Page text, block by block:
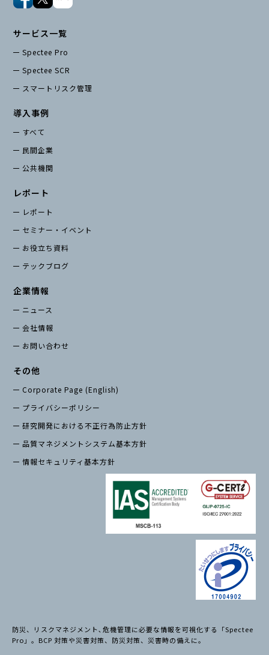
サービス一覧
Spectee Pro
Spectee SCR
スマートリスク管理
導入事例
すべて
民間企業
公共機関
レポート
レポート
セミナー・イベント
お役立ち資料
テックブログ
企業情報
ニュース
会社情報
お問い合わせ
その他
Corporate Page (English)
プライバシーポリシー
研究開発における不正行為防止方針
品質マネジメントシステム基本方針
情報セキュリティ基本方針
防災、リスクマネジメント､危機管理に必要な情報を可視化する「Spectee
Pro」。BCP 対策や災害対策、防災対策、災害時の備えに。